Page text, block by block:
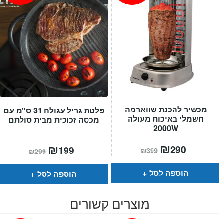
פלטת גריל עגולה 31 ס"מ עם
מכסה זכוכית מבית סולתם
₪299 המחיר
המקורי
היה:
₪299.
₪199
הוא:
הוספה לסל
מכשיר להכנת שווארמה
חשמלי באיכות מעולה
2000W
₪399 המחיר
המקורי
היה:
₪399.
₪290
הוא:
הוספה לסל
מוצרים קשורים